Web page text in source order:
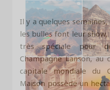
Il y a quelques
les bulles font leur
très spéciale pour
Champagne Lanson,
capitale mondiale du
Maison possède un